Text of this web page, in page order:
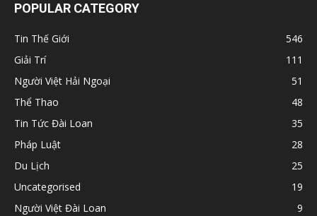
POPULAR CATEGORY
Tin Thế Giới
546
Giải Trí
111
Người Việt Hải Ngoại
51
Thể Thao
48
Tin Tức Đài Loan
35
Pháp Luật
28
Du Lịch
25
Uncategorised
19
Người Việt Đài Loan
9